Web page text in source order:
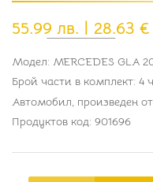
55.99 лв. | 28.63 €
Модел: MERCEDES GLA
Брой части в комплект: 4
Автомобил, произведен
Продуктов код: 901696